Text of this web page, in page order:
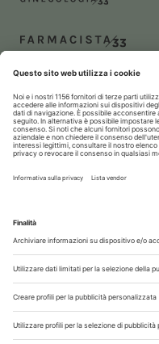
Chi Siamo
Contatti
Note Legali